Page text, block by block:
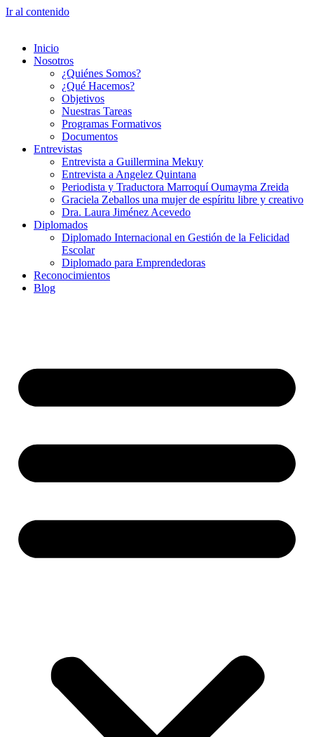
Ir al contenido
Inicio
Nosotros
¿Quiénes Somos?
¿Qué Hacemos?
Objetivos
Nuestras Tareas
Programas Formativos
Documentos
Entrevistas
Entrevista a Guillermina Mekuy
Entrevista a Angelez Quintana
Periodista y Traductora Marroquí Oumayma Zreida
Graciela Zeballos una mujer de espíritu libre y creativo
Dra. Laura Jiménez Acevedo
Diplomados
Diplomado Internacional en Gestión de la Felicidad
Escolar
Diplomado para Emprendedoras
Reconocimientos
Blog